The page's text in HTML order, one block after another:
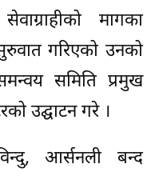
मागका
गरिएको उनको
समिति प्रमुख
उद्घाटन गरे ।
आर्सनली बन्द